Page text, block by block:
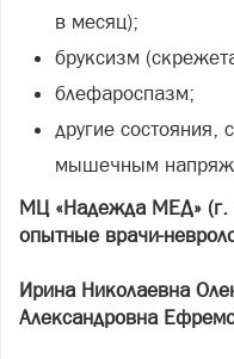
в месяц);
бруксизм
блефароспазм;
другие состояния,
мышечным
МЦ «Надежда МЕД» (г.
опытные врачи-
Ирина Николаевна
Александровна